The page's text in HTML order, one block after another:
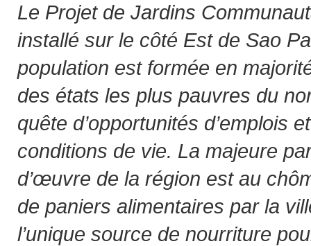
Le Projet de Jardins
installé sur le côté Est de Sao
population est formée en
des états les plus pauvres du
quête d’opportunités d’emplois
conditions de vie. La majeure
d’œuvre de la région est au
de paniers alimentaires par la
l’unique source de nourriture